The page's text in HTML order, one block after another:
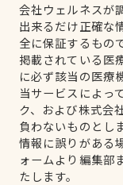
会社ウェルネスが
出来るだけ正確な
全に保証するもの
掲載されている医
に必ず該当の医療
当サービスによっ
ク、および株式会
負わないものとしま
情報に誤りがある
ォームより編集部
たします。